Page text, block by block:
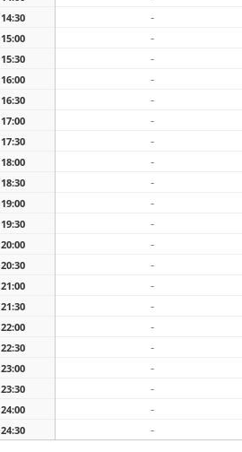
14:30 -
15:00 -
15:30 -
16:00 -
16:30 -
17:00 -
17:30 -
18:00 -
18:30 -
19:00 -
19:30 -
20:00 -
20:30 -
21:00 -
21:30 -
22:00 -
22:30 -
23:00 -
23:30 -
24:00 -
24:30 -